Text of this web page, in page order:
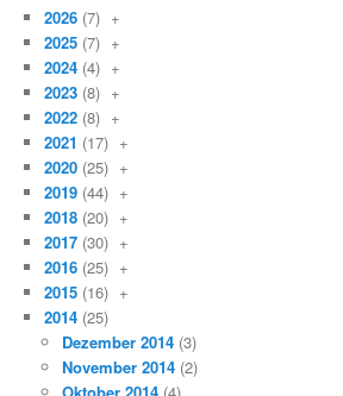
2026 (7) +
2025 (7) +
2024 (4) +
2023 (8) +
2022 (8) +
2021 (17) +
2020 (25) +
2019 (44) +
2018 (20) +
2017 (30) +
2016 (25) +
2015 (16) +
2014 (25)
Dezember 2014 (3)
November 2014 (2)
Oktober 2014 (4)